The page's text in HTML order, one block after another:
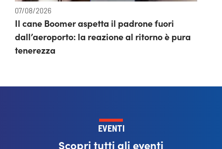
07/08/2026
Il cane Boomer aspetta il padrone fuori
dall’aeroporto: la reazione al ritorno è pura
tenerezza
EVENTI
Scopri tutti gli eventi